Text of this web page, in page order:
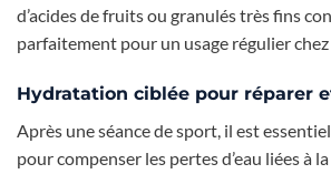
d’acides de fruits ou granulés très fins
parfaitement pour un usage régulier
Hydratation ciblée pour réparer
Après une séance de sport, il est
pour compenser les pertes d’eau liées à